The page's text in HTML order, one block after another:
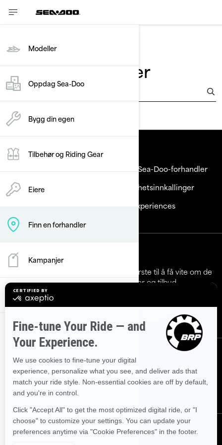
Modeller
Oppdag Sea-Doo
Bygg din egen
Tilbehør og Riding Gear
Eiere
Finn en forhandler
Kampanjer
Kjøpeverktøy
Finn en forhandler
Dette er Sea-Doo
Kundeservice
Karrierer
Bli en Sea-Doo-forhandler
Sikkerhetsinnkallinger
BRP Experiences
Vær den første til å få vite om de
siste arrangementer, nyheter og tilbud.
Abonner
Følg oss